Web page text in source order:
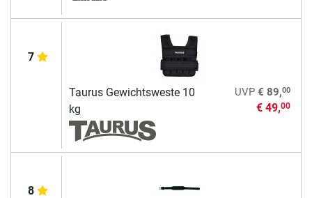
7
Taurus Gewichtsweste 10
kg
UVP € 89,00
€ 49,00
8